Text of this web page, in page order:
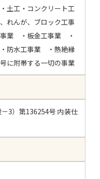
工・コンクリート工
んが、ブロック工事
業 ・板金工事業 ・
防水工事業 ・熱絶縁
附帯する一切の事業
3）第136254号 内装仕